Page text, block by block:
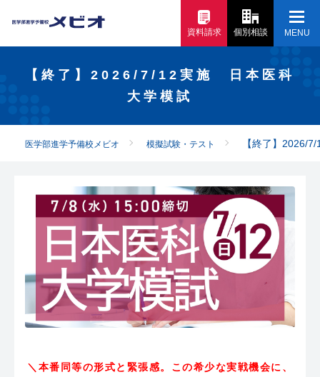
資料請求 個別相談 MENU
【終了】2026/7/12実施 日本医科
大学模試
医学部進学予備校メビオ 模擬試験・テスト 【終了】2026/
＼本番同等の形式と緊張感。この希少な実戦機会に、